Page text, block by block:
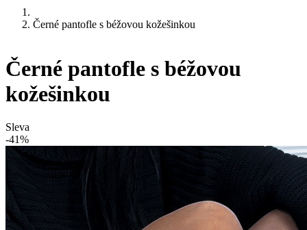
Černé pantofle s béžovou kožešinkou
Černé pantofle s béžovou
kožešinkou
Sleva
-41%